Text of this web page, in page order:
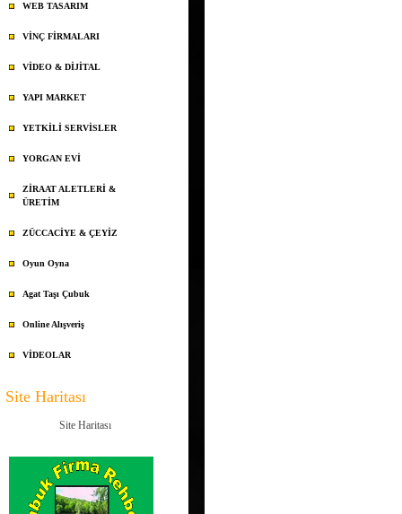
WEB TASARIM
VİNÇ FİRMALARI
VİDEO & DİJİTAL
YAPI MARKET
YETKİLİ SERVİSLER
YORGAN EVİ
ZİRAAT ALETLERİ &
ÜRETİM
ZÜCCACİYE & ÇEYİZ
Oyun Oyna
Agat Taşı Çubuk
Online Alışveriş
VİDEOLAR
Site Haritası
Site Haritası